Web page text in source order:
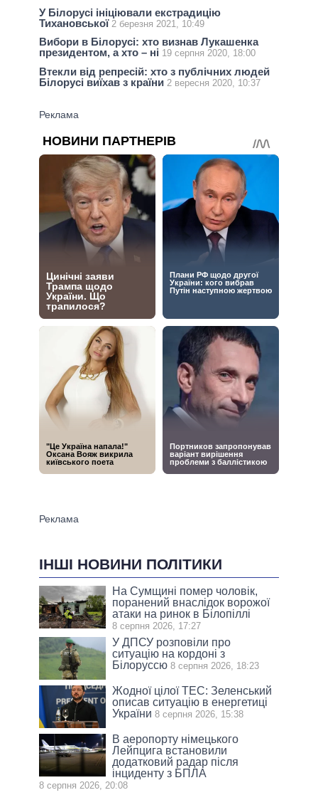
У Білорусі ініціювали екстрадицію
Тихановської 2 березня 2021, 10:49
Вибори в Білорусі: хто визнав Лукашенка
президентом, а хто – ні 19 серпня 2020, 18:00
Втекли від репресій: хто з публічних людей
Білорусі виїхав з країни 2 вересня 2020, 10:37
ІНШІ НОВИНИ ПОЛІТИКИ
На Сумщині помер чоловік,
поранений внаслідок ворожої
атаки на ринок в Білопіллі
8 серпня 2026, 17:27
У ДПСУ розповіли про
ситуацію на кордоні з
Білоруссю 8 серпня 2026, 18:23
Жодної цілої ТЕС: Зеленський
описав ситуацію в енергетиці
України 8 серпня 2026, 15:38
В аеропорту німецького
Лейпцига встановили
додатковий радар після
інциденту з БПЛА
8 серпня 2026, 20:08